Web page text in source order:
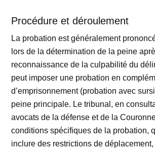
Procédure et déroulement
La probation est généralement
lors de la détermination de la peine
reconnaissance de la culpabilité du
peut imposer une probation en
d’emprisonnement (probation avec
peine principale. Le tribunal, en
avocats de la défense et de la
conditions spécifiques de la probation,
inclure des restrictions de déplacement,